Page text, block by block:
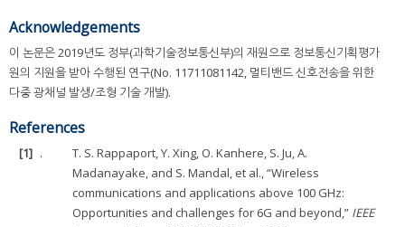
Acknowledgements
이 논문은 2019년도 정부(과학기술정보통신부)의 재원으로 정보통신기획평가
원의 지원을 받아 수행된 연구(No. 11711081142, 멀티밴드 신호전송을 위한
다중 광채널 발생/조형 기술 개발).
References
[1] .
T. S. Rappaport, Y. Xing, O. Kanhere, S. Ju, A.
Madanayake, and S. Mandal, et al., “Wireless
communications and applications above 100 GHz:
Opportunities and challenges for 6G and beyond,” IEEE